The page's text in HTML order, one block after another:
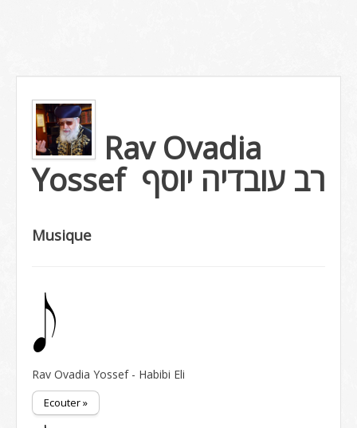
Rav Ovadia
Yossef רב עובדיה יוסף
Musique
Rav Ovadia Yossef - Habibi Eli
Ecouter »